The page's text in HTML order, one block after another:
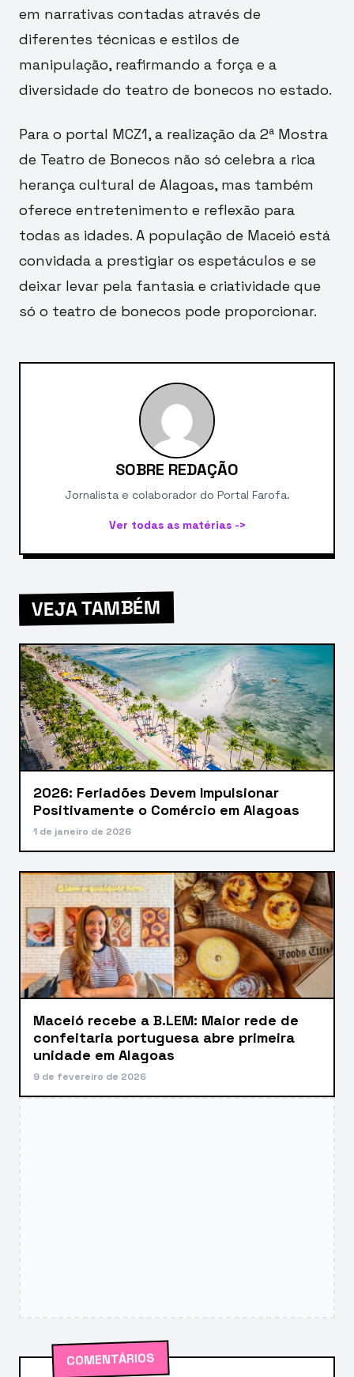
em narrativas contadas através de
diferentes técnicas e estilos de
manipulação, reafirmando a força e a
diversidade do teatro de bonecos no estado.
Para o portal MCZ1, a realização da 2ª Mostra
de Teatro de Bonecos não só celebra a rica
herança cultural de Alagoas, mas também
oferece entretenimento e reflexão para
todas as idades. A população de Maceió está
convidada a prestigiar os espetáculos e se
deixar levar pela fantasia e criatividade que
só o teatro de bonecos pode proporcionar.
SOBRE REDAÇÃO
Jornalista e colaborador do Portal Farofa.
Ver todas as matérias ->
VEJA TAMBÉM
2026: Feriadões Devem Impulsionar
Positivamente o Comércio em Alagoas
1 de janeiro de 2026
Maceió recebe a B.LEM: Maior rede de
confeitaria portuguesa abre primeira
unidade em Alagoas
9 de fevereiro de 2026
COMENTÁRIOS